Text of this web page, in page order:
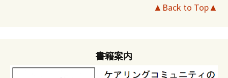
▲Back to Top▲
書籍案内